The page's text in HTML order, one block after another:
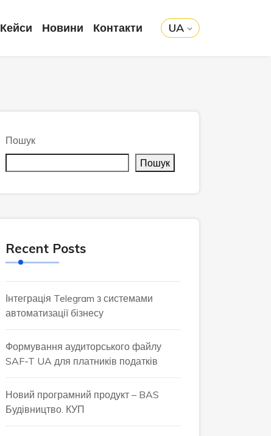
Кейси Новини Контакти UA
Пошук
Пошук
Recent Posts
Інтеграція Telegram з системами
автоматизації бізнесу
Формування аудиторського файлу
SAF-T UA для платників податків
Новий програмний продукт – BAS
Будівництво. КУП